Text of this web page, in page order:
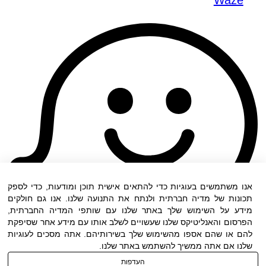
אנו משתמשים בעוגיות כדי להתאים אישית תוכן ומודעות, כדי לספק
תכונות של מדיה חברתית ולנתח את התנועה שלנו. אנו גם חולקים
מידע על השימוש שלך באתר שלנו עם שותפי המדיה החברתית,
הפרסום והאנליטיקס שלנו שעשויים לשלב אותו עם מידע אחר שסיפקת
להם או שהם אספו מהשימוש שלך בשירותיהם. אתה מסכים לעוגיות
שלנו אם אתה ממשיך להשתמש באתר שלנו.
העדפות